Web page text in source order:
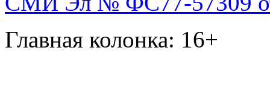
Главная колонка: 16+